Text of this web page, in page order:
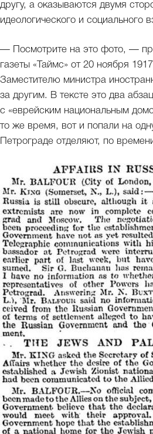
другу, а оказываются двумя
идеологического и социального
— Посмотрите на это фото, —
газеты «Таймс» от 20 ноября
Заместителю министра
за другим. В тексте это два
с «еврейским национальным
то же время, вот и попали на
Петрограде отделяют, по